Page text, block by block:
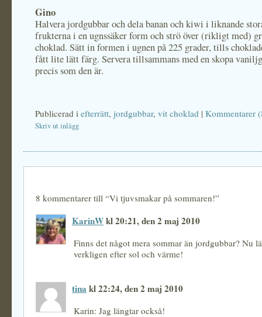
Gino
Halvera jordgubbar och dela banan och kiwi i liknande
frukterna i en ugnssäker form och strö över (rikligt med)
choklad. Sätt in formen i ugnen på 225 grader, tills
fått lite lätt färg. Servera tillsammans med en skopa
precis som den är.
Publicerad i efterrätt, jordgubbar, vit choklad | Kommentarer
Skriv ut inlägg
8 kommentarer till “Vi tjuvsmakar på sommaren!”
KarinWkl 20:21, den 2 maj 2010
Finns det något mera sommar än jordgubbar? Nu
verkligen efter sol och värme!
tina kl 22:24, den 2 maj 2010
Karin: Jag längtar också!